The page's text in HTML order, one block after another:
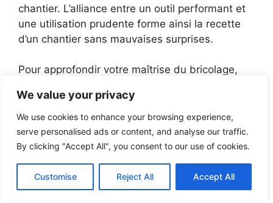
We value your privacy
We use cookies to enhance your browsing experience,
serve personalised ads or content, and analyse our traffic.
By clicking "Accept All", you consent to our use of cookies.
Customise Reject All Accept All
chantier. L’alliance entre un outil performant et
une utilisation prudente forme ainsi la recette
d’un chantier sans mauvaises surprises.
Pour approfondir votre maîtrise du bricolage,
bricolage, une ressource qui complète
parfaitement l’accompagnement professionnel.